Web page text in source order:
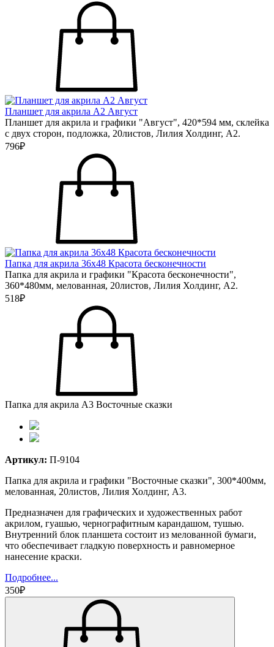
Планшет для акрила А2 Август
Планшет для акрила и графики "Август", 420*594 мм, склейка
с двух сторон, подложка, 20листов, Лилия Холдинг, А2.
796₽
Папка для акрила 36х48 Красота бесконечности
Папка для акрила и графики "Красота бесконечности",
360*480мм, мелованная, 20листов, Лилия Холдинг, А2.
518₽
Папка для акрила А3 Восточные сказки
Артикул: П-9104
Папка для акрила и графики "Восточные сказки", 300*400мм,
мелованная, 20листов, Лилия Холдинг, А3.
Предназначен для графических и художественных работ
акрилом, гуашью, чернографитным карандашом, тушью.
Внутренний блок планшета состоит из мелованной бумаги,
что обеспечивает гладкую поверхность и равномерное
нанесение краски.
Подробнее...
350₽